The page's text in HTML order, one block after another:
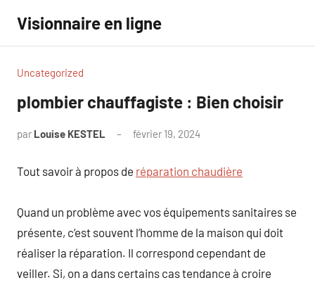
contenu
Visionnaire en ligne
Uncategorized
plombier chauffagiste : Bien choisir
par Louise KESTEL février 19, 2024
Tout savoir à propos de réparation chaudière
Quand un problème avec vos équipements sanitaires se
présente, c’est souvent l’homme de la maison qui doit
réaliser la réparation. Il correspond cependant de
veiller. Si, on a dans certains cas tendance à croire